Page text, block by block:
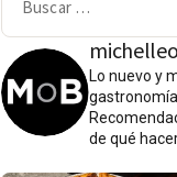
Lo nuevo y
de qué